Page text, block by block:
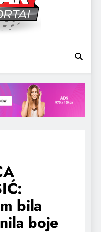
bila
boje